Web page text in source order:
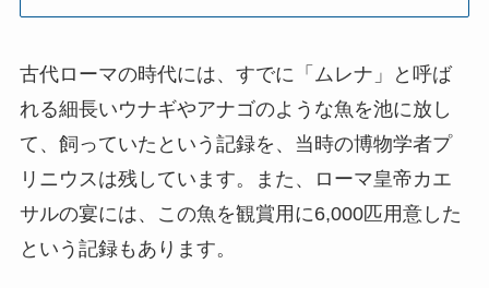
古代ローマの時代には、すでに「ムレナ」と呼ば
れる細長いウナギやアナゴのような魚を池に放し
て、飼っていたという記録を、当時の博物学者プ
リニウスは残しています。また、ローマ皇帝カエ
サルの宴には、この魚を観賞用に6,000匹用意した
という記録もあります。